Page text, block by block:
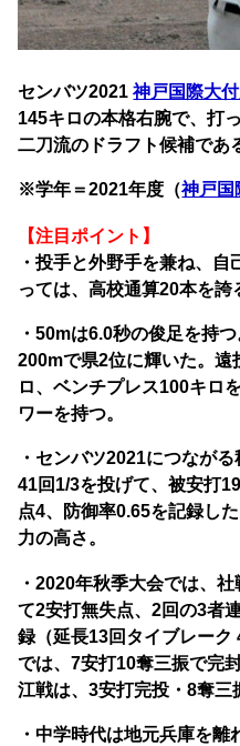
センバツ2021神戸国際大
145キロの本格右腕で、打
二刀流のドラフト候補であ
※学年＝2021年度（神戸国
【注目ポイント】
・投手と外野手を兼ね、
っては、高校通算20本を誇
・50mは6.0秒の俊足を持
200mで県2位に輝いた。
ロ、ベンチプレス100キロ
ワーを持つ。
・センバツ2021につなが
41回1/3を投げて、被安打
点4、防御率0.65を記録し
力の高さ。
・2020年秋季大会では、
て2安打無失点、2回の3者
録（延長13回タイブレー
では、7安打10奪三振で完
江戦は、3安打完投・8奪三
・中学時代は地元兵庫を